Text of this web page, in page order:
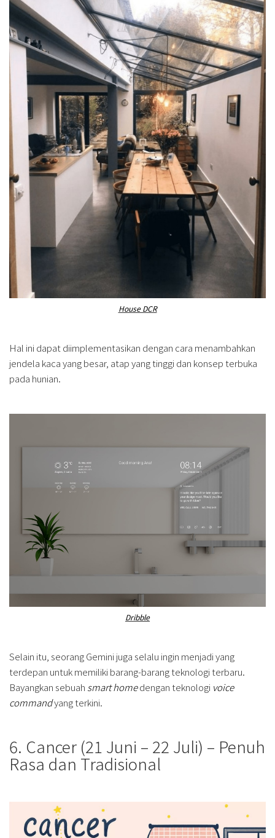
House DCR
Hal ini dapat diimplementasikan dengan cara menambahkan
jendela kaca yang besar, atap yang tinggi dan konsep terbuka
pada hunian.
Dribble
Selain itu, seorang Gemini juga selalu ingin menjadi yang
terdepan untuk memiliki barang-barang teknologi terbaru.
Bayangkan sebuah smart homedengan teknologi voice
commandyang terkini.
6. Cancer (21 Juni – 22 Juli) – Penuh
Rasa dan Tradisional